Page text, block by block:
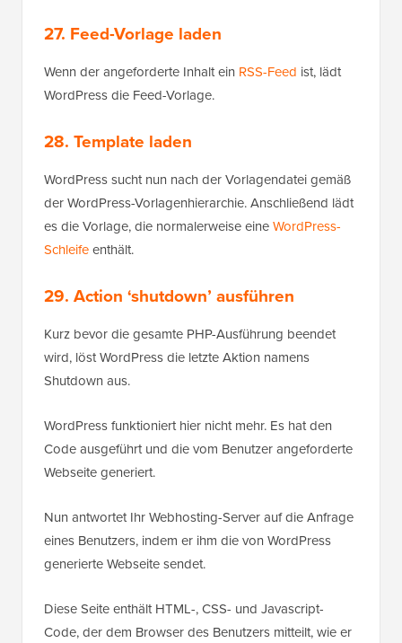
27. Feed-Vorlage laden
Wenn der angeforderte Inhalt ein RSS-Feed ist, lädt
WordPress die Feed-Vorlage.
28. Template laden
WordPress sucht nun nach der Vorlagendatei gemäß
der WordPress-Vorlagenhierarchie. Anschließend lädt
es die Vorlage, die normalerweise eineWordPress-
Schleifeenthält.
29. Action ‘shutdown’ ausführen
Kurz bevor die gesamte PHP-Ausführung beendet
wird, löst WordPress die letzte Aktion namens
Shutdown aus.
WordPress funktioniert hier nicht mehr. Es hat den
Code ausgeführt und die vom Benutzer angeforderte
Webseite generiert.
Nun antwortet Ihr Webhosting-Server auf die Anfrage
eines Benutzers, indem er ihm die von WordPress
generierte Webseite sendet.
Diese Seite enthält HTML-, CSS- und Javascript-
Code, der dem Browser des Benutzers mitteilt, wie er